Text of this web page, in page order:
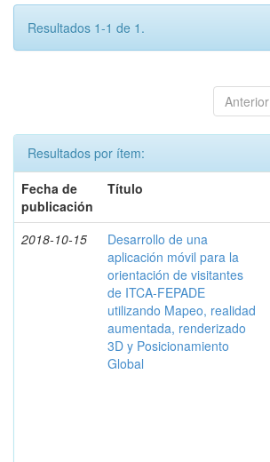
Resultados 1-1 de 1.
Anterior
Resultados por ítem:
Fecha de
publicación
Título
2018-10-15
Desarrollo de una
aplicación móvil para la
orientación de visitantes
de ITCA-FEPADE
utilizando Mapeo, realidad
aumentada, renderizado
3D y Posicionamiento
Global